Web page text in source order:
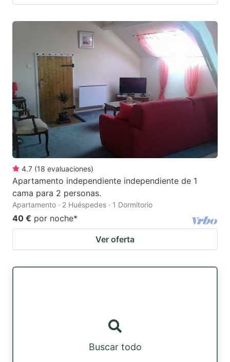
4.7 (18 evaluaciones)
Apartamento independiente independiente de 1
cama para 2 personas.
Apartamento · 2 Huéspedes · 1 Dormitorio
40 € por noche*
Ver oferta
Buscar todo